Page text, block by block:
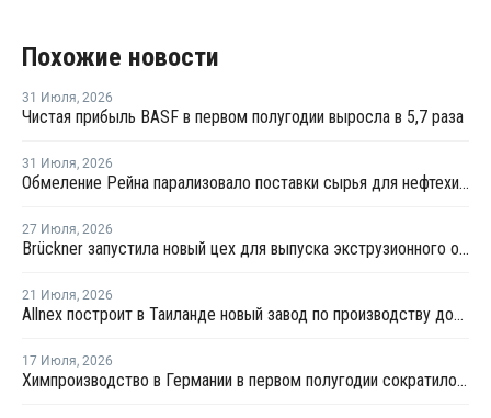
Похожие новости
31 Июля, 2026
Чистая прибыль BASF в первом полугодии выросла в 5,7 раза
31 Июля, 2026
Обмеление Рейна парализовало поставки сырья для нефтехимии Германии
27 Июля, 2026
Brückner запустила новый цех для выпуска экструзионного оборудования
21 Июля, 2026
Allnex построит в Таиланде новый завод по производству добавок для предотвращения потеков (SCA)
17 Июля, 2026
Химпроизводство в Германии в первом полугодии сократилось на 3%